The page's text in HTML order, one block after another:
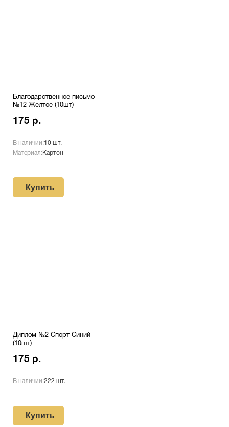
Благодарственное письмо
№12 Желтое (10шт)
175 р.
В наличии:10 шт.
Материал:Картон
Купить
Диплом №2 Спорт Синий
(10шт)
175 р.
В наличии:222 шт.
Купить